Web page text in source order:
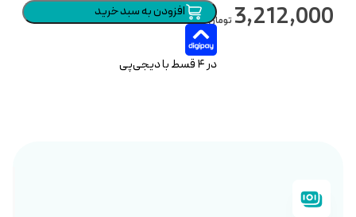
3,212,000 تومان افزودن به سبد خرید
در ۴ قسط با دیجی‌پی